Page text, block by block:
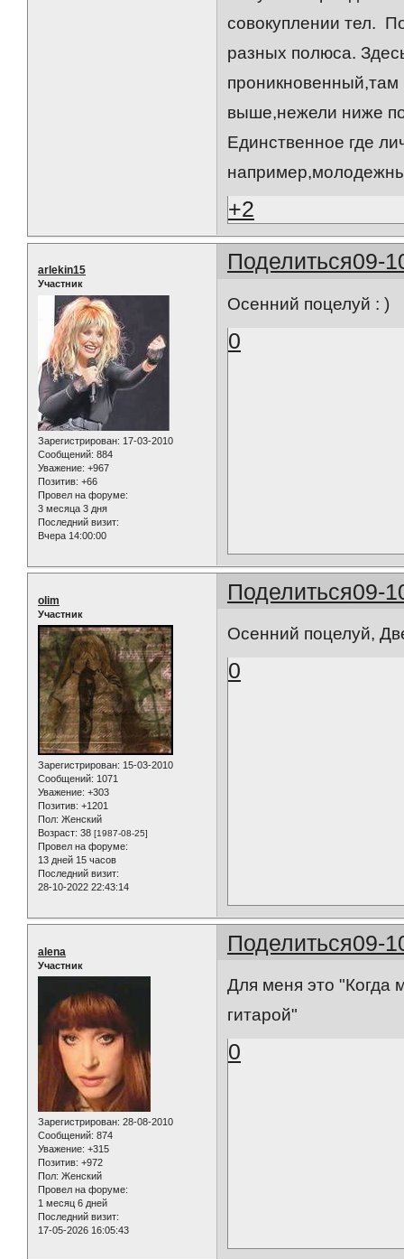
совокуплении тел.
разных полюса.
проникновенный,там
выше,нежели ниже
Единственное где
+2
Поделиться09-
arlekin15
Участник
Зарегистрирован: 17-03-2010
Сообщений: 884
Уважение: +967
Позитив: +66
Провел на форуме:
3 месяца 3 дня
Последний визит:
Вчера 14:00:00
Осенний поцелуй : )
0
Поделиться09-
olim
Участник
Зарегистрирован: 15-03-2010
Сообщений: 1071
Уважение: +303
Позитив: +1201
Пол: Женский
Возраст: 38 [1987-08-25]
Провел на форуме:
13 дней 15 часов
Последний визит:
28-10-2022 22:43:14
Осенний поцелуй,
0
Поделиться09-
alena
Участник
Зарегистрирован: 28-08-2010
Сообщений: 874
Уважение: +315
Позитив: +972
Пол: Женский
Провел на форуме:
1 месяц 6 дней
Последний визит:
17-05-2026 16:05:43
Для меня это "Когда
гитарой"
0